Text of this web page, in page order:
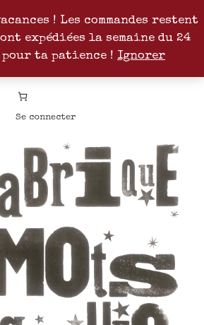
! Les commandes restent
expédiées la semaine du 24
ta patience ! Ignorer
InstagramPinterest Patreon
Se connecter